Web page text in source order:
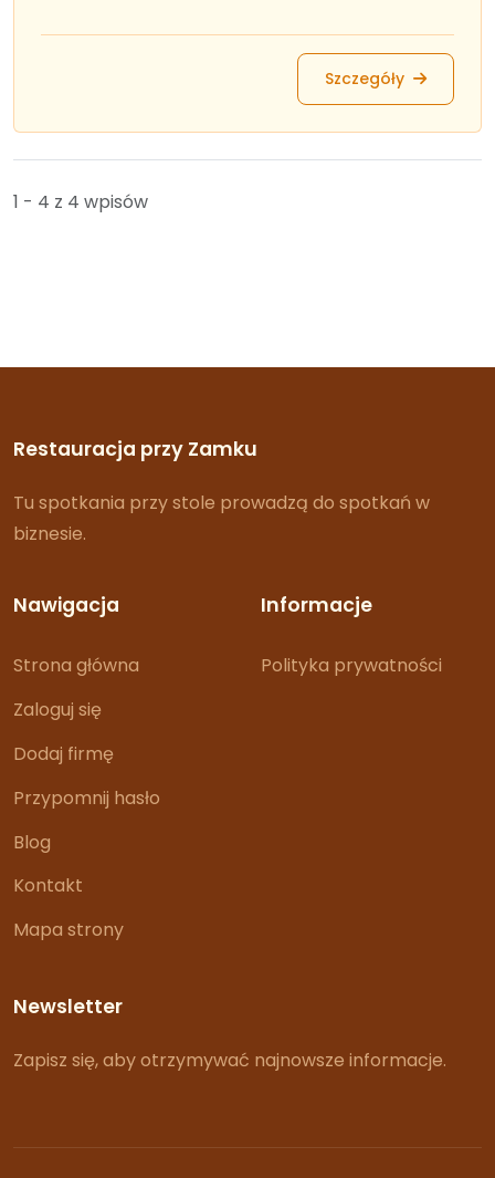
Szczegóły
1 - 4 z 4 wpisów
Restauracja przy Zamku
Tu spotkania przy stole prowadzą do spotkań w
biznesie.
Nawigacja
Strona główna
Zaloguj się
Dodaj firmę
Przypomnij hasło
Blog
Kontakt
Mapa strony
Informacje
Polityka prywatności
Newsletter
Zapisz się, aby otrzymywać najnowsze informacje.